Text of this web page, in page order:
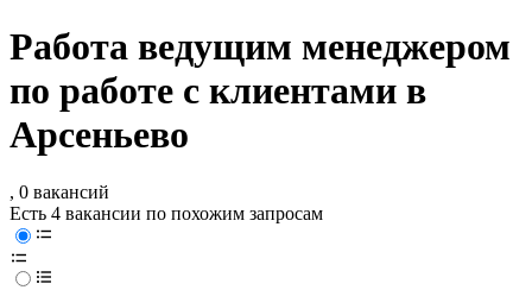
Работа ведущим менеджером
по работе с клиентами в
Арсеньево
, 0 вакансий
Есть 4 вакансии по похожим запросам